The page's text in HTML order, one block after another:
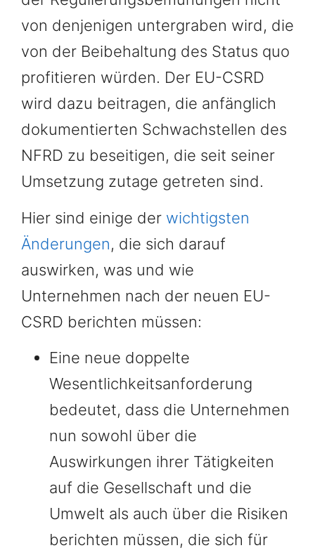
von denjenigen untergraben wird, die
von der Beibehaltung des Status quo
profitieren würden. Der EU-CSRD
wird dazu beitragen, die anfänglich
dokumentierten Schwachstellen des
NFRD zu beseitigen, die seit seiner
Umsetzung zutage getreten sind.
Hier sind einige der wichtigsten
Änderungen, die sich darauf
auswirken, was und wie
Unternehmen nach der neuen EU-
CSRD berichten müssen:
Eine neue doppelte
Wesentlichkeitsanforderung
bedeutet, dass die Unternehmen
nun sowohl über die
Auswirkungen ihrer Tätigkeiten
auf die Gesellschaft und die
Umwelt als auch über die Risiken
berichten müssen, die sich für